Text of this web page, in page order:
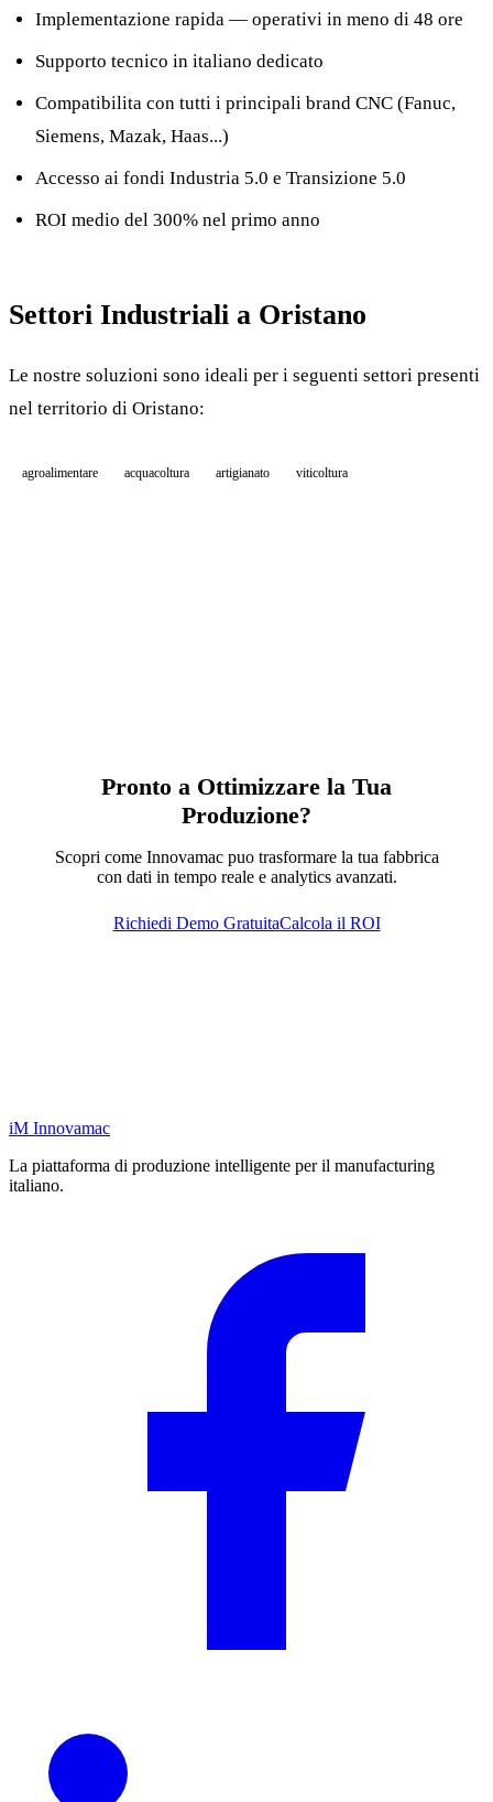
Implementazione rapida — operativi in meno di 48 ore
Supporto tecnico in italiano dedicato
Compatibilita con tutti i principali brand CNC (Fanuc,
Siemens, Mazak, Haas...)
Accesso ai fondi Industria 5.0 e Transizione 5.0
ROI medio del 300% nel primo anno
Settori Industriali a Oristano
Le nostre soluzioni sono ideali per i seguenti settori presenti
nel territorio di Oristano:
agroalimentare acquacoltura artigianato viticoltura
Pronto a Ottimizzare la Tua
Produzione?
Scopri come Innovamac puo trasformare la tua fabbrica
con dati in tempo reale e analytics avanzati.
Richiedi Demo GratuitaCalcola il ROI
iM Innovamac
La piattaforma di produzione intelligente per il manufacturing
italiano.